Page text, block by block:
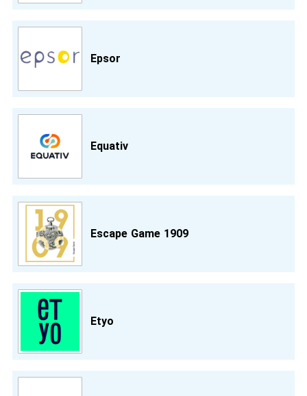
Epsor
Equativ
Escape Game 1909
Etyo